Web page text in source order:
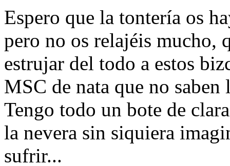
Espero que la tontería os
pero no os relajéis mucho,
estrujar del todo a estos
MSC de nata que no
Tengo todo un bote de
la nevera sin siquiera
sufrir...